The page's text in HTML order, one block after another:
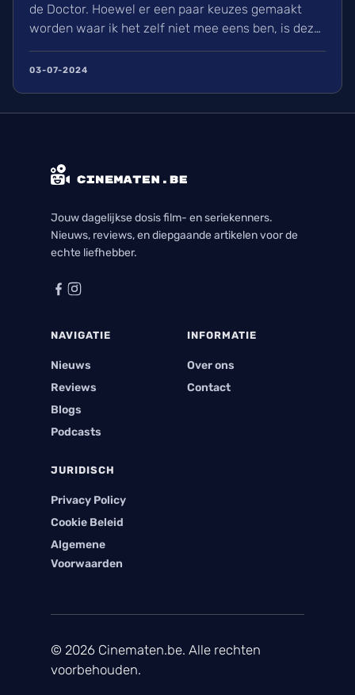
de Doctor. Hoewel er een paar keuzes gemaakt
worden waar ik het zelf niet mee eens ben, is deze
regeneratie van Doctor Who wel een aangename
watch met genoeg in waardoor ik elke aflevering
03-07-2024
Jouw dagelijkse dosis film- en seriekenners.
Nieuws, reviews, en diepgaande artikelen voor de
echte liefhebber.
NAVIGATIE
Nieuws
Reviews
Blogs
Podcasts
INFORMATIE
Over ons
Contact
JURIDISCH
Privacy Policy
Cookie Beleid
Algemene
Voorwaarden
© 2026 Cinematen.be. Alle rechten
voorbehouden.